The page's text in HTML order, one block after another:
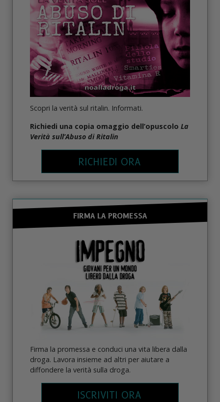
Scopri la verità sul ritalin. Informati.
Richiedi una copia omaggio dell’opuscolo La
Verità sull’Abuso di Ritalin
RICHIEDI ORA
FIRMA LA PROMESSA
Firma la promessa e conduci una vita libera dalla
droga. Lavora insieme ad altri per aiutare a
diffondere la verità sulla droga.
ISCRIVITI ORA